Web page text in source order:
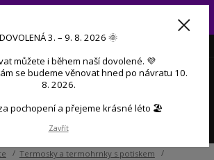
mít dovolenou 💜 Objednávky přijaté
postupně zpracovávat po návratu 💜
Termosky a termohrnky s potiskem
DOVOLENÁ 3. – 9. 8. 2026 🌞
můžete i během naší dovolené. 💜
se budeme věnovat hned po návratu 10.
8. 2026.
pochopení a přejeme krásné léto 🏖️
Zavřít